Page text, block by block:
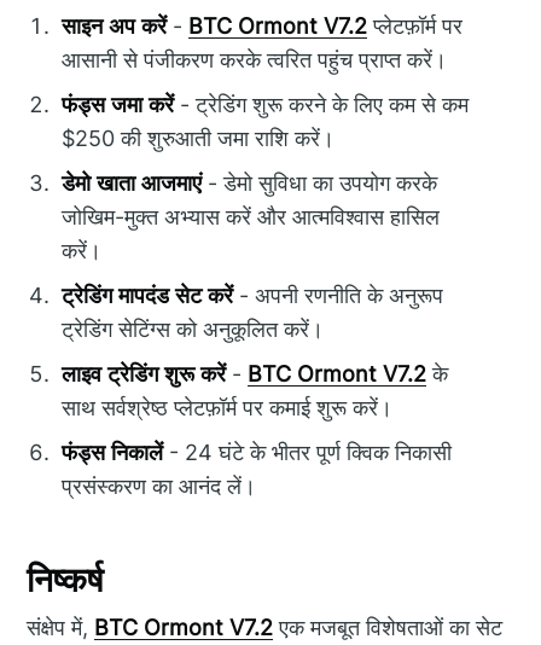
साइन अप करें- BTC Ormont V7.2प्लेटफ़ॉर्म पर
आसानी से पंजीकरण करके त्वरित पहुंच प्राप्त करें।
फंड्स जमा करें- ट्रेडिंग शुरू करने के लिए कम से कम
$250 की शुरुआती जमा राशि करें।
डेमो खाता आजमाएं- डेमो सुविधा का उपयोग करके
जोखिम-मुक्त अभ्यास करें और आत्मविश्वास हासिल
करें।
ट्रेडिंग मापदंड सेट करें- अपनी रणनीति के अनुरूप
ट्रेडिंग सेटिंग्स को अनुकूलित करें।
लाइव ट्रेडिंग शुरू करें- BTC Ormont V7.2के
साथ सर्वश्रेष्ठ प्लेटफ़ॉर्म पर कमाई शुरू करें।
फंड्स निकालें- 24 घंटे के भीतर पूर्ण क्विक निकासी
प्रसंस्करण का आनंद लें।
निष्कर्ष
संक्षेप में, BTC Ormont V7.2एक मजबूत विशेषताओं का सेट